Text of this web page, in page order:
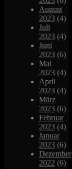
August
2023 (4)
Juli
2023 (4)
Juni
2023 (6)
Mai
2023 (4)
April
2023 (4)
März
2023 (6)
Februar
2023 (4)
Januar
2023 (6)
Dezember
2022 (6)